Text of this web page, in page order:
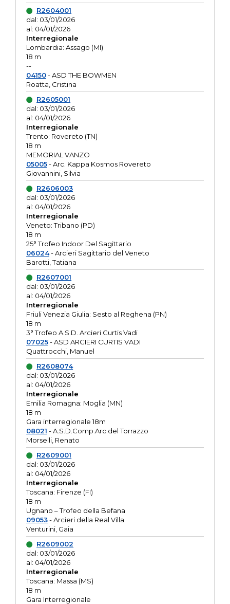
R2604001
dal: 03/01/2026
al: 04/01/2026
Interregionale
Lombardia: Assago (MI)
18 m
--
04150- ASD THE BOWMEN
Roatta, Cristina
R2605001
dal: 03/01/2026
al: 04/01/2026
Interregionale
Trento: Rovereto (TN)
18 m
MEMORIAL VANZO
05005- Arc. Kappa Kosmos Rovereto
Giovannini, Silvia
R2606003
dal: 03/01/2026
al: 04/01/2026
Interregionale
Veneto: Tribano (PD)
18 m
25° Trofeo Indoor Del Sagittario
06024- Arcieri Sagittario del Veneto
Barotti, Tatiana
R2607001
dal: 03/01/2026
al: 04/01/2026
Interregionale
Friuli Venezia Giulia: Sesto al Reghena (PN)
18 m
3° Trofeo A.S.D. Arcieri Curtis Vadi
07025- ASD ARCIERI CURTIS VADI
Quattrocchi, Manuel
R2608074
dal: 03/01/2026
al: 04/01/2026
Interregionale
Emilia Romagna: Moglia (MN)
18 m
Gara interregionale 18m
08021 - A.S.D.Comp.Arc.del Torrazzo
Morselli, Renato
R2609001
dal: 03/01/2026
al: 04/01/2026
Interregionale
Toscana: Firenze (FI)
18 m
Ugnano – Trofeo della Befana
09053- Arcieri della Real Villa
Venturini, Gaia
R2609002
dal: 03/01/2026
al: 04/01/2026
Interregionale
Toscana: Massa (MS)
18 m
Gara Interregionale